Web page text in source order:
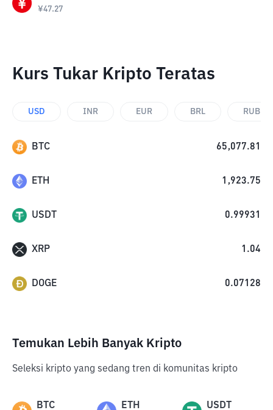
¥47.27
Kurs Tukar Kripto Teratas
USD INR EUR BRL RUB
BTC 65,077.81
ETH 1,923.75
USDT 0.99931
XRP 1.04
DOGE 0.07128
Temukan Lebih Banyak Kripto
Seleksi kripto yang sedang tren di komunitas kripto
BTC ETH USDT